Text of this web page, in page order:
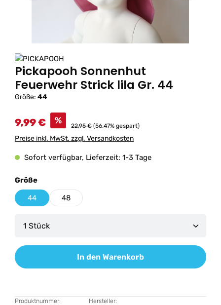
Pickapooh Sonnenhut
Feuerwehr Strick lila Gr. 44
Größe: 44
9,99 € % 22,95 € (56.47% gespart)
Preise inkl. MwSt. zzgl. Versandkosten
Sofort verfügbar, Lieferzeit: 1-3 Tage
Größeauswählen
44 48
Produkt Anzahl: Gib den gewünschten Wert
In den Warenkorb
Produktnummer: Hersteller: